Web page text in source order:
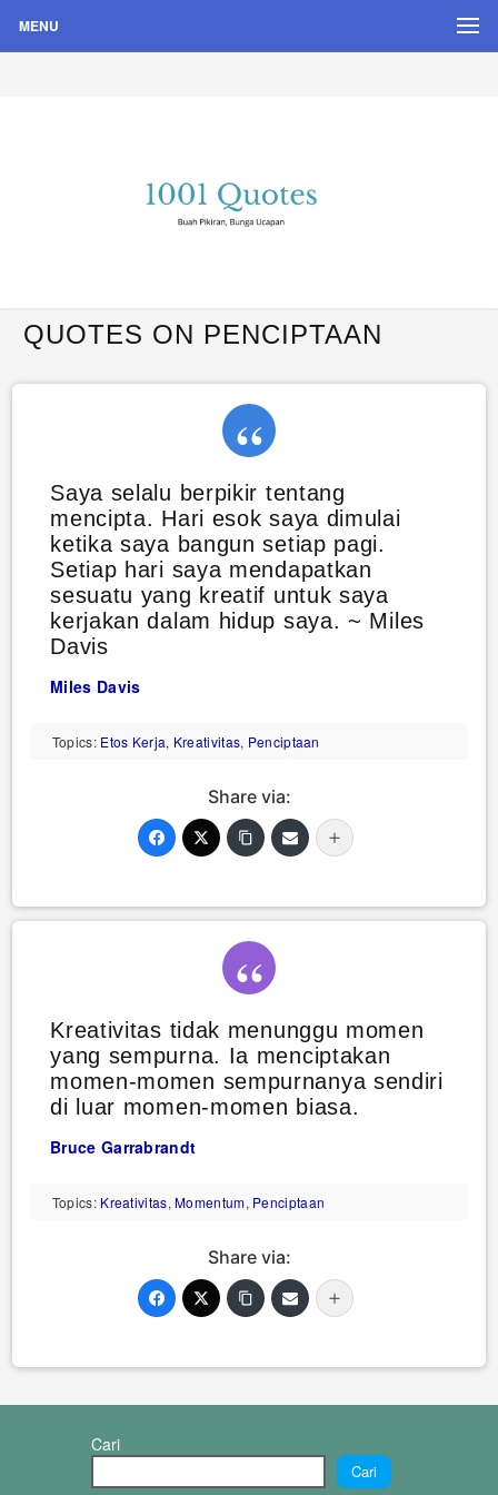
MENU
Quote Hari Puisi
QUOTES ON PENCIPTAAN
Saya selalu berpikir tentang
mencipta. Hari esok saya dimulai
ketika saya bangun setiap pagi.
Setiap hari saya mendapatkan
sesuatu yang kreatif untuk saya
kerjakan dalam hidup saya. ~ Miles
Davis
Miles Davis
Topics: Etos Kerja, Kreativitas, Penciptaan
Share via:
Kreativitas tidak menunggu momen
yang sempurna. Ia menciptakan
momen-momen sempurnanya sendiri
di luar momen-momen biasa.
Bruce Garrabrandt
Topics: Kreativitas,Momentum, Penciptaan
Share via:
Cari
Cari